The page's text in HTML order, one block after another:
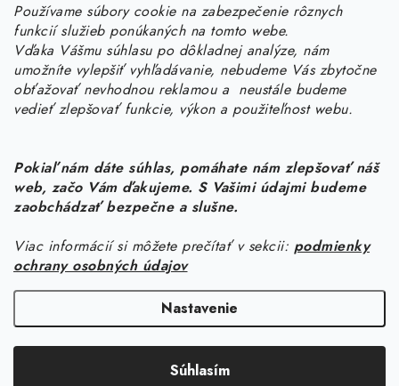
Používame súbory cookie na zabezpečenie rôznych
funkcií služieb ponúkaných na tomto webe.
Vďaka Vášmu súhlasu po dôkladnej analýze, nám
umožníte vylepšiť vyhľadávanie, nebudeme Vás zbytočne
obťažovať nevhodnou reklamou a neustále budeme
vedieť zlepšovať funkcie, výkon a použiteľnost webu.
Pokiaľ nám dáte súhlas, pomáhate nám zlepšovať náš
web, začo Vám ďakujeme. S Vašimi údajmi budeme
zaobchádzať bezpečne a slušne.
Viac informácií si môžete prečítať v sekcii: podmienky
ochrany osobných údajov
Nastavenie
Súhlasím
objednavky@kurin.sk
0950456469
Informácie pre vás
Náš príbeh od začiatku
Kontakt
Facebook
Copyright 2026KURIN.SK. Všetky práva vyhradené.Upraviť nastavenie
cookies